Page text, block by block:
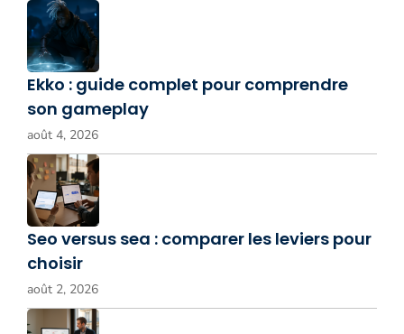
Ekko : guide complet pour comprendre
son gameplay
août 4, 2026
Seo versus sea : comparer les leviers pour
choisir
août 2, 2026